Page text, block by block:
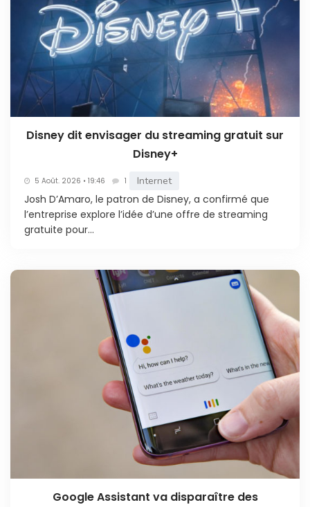
Disney dit envisager du streaming gratuit sur
Disney+
5 Août. 2026 • 19:46 1 Internet
Josh D’Amaro, le patron de Disney, a confirmé que
l’entreprise explore l’idée d’une offre de streaming
gratuite pour...
Google Assistant va disparaître des